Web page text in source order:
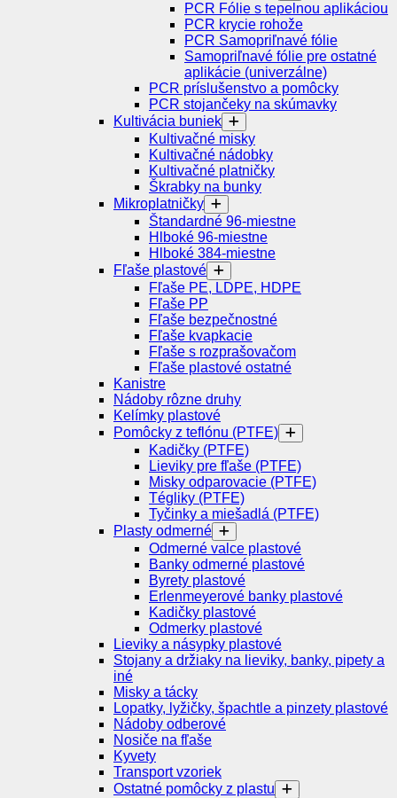
PCR Fólie s tepelnou aplikáciou
PCR krycie rohože
PCR Samopriľnavé fólie
Samopriľnavé fólie pre ostatné
aplikácie (univerzálne)
PCR príslušenstvo a pomôcky
PCR stojančeky na skúmavky
Kultivácia buniek
Kultivačné misky
Kultivačné nádobky
Kultivačné platničky
Škrabky na bunky
Mikroplatničky
Štandardné 96-miestne
Hlboké 96-miestne
Hlboké 384-miestne
Fľaše plastové
Fľaše PE, LDPE, HDPE
Fľaše PP
Fľaše bezpečnostné
Fľaše kvapkacie
Fľaše s rozprašovačom
Fľaše plastové ostatné
Kanistre
Nádoby rôzne druhy
Kelímky plastové
Pomôcky z teflónu (PTFE)
Kadičky (PTFE)
Lieviky pre fľaše (PTFE)
Misky odparovacie (PTFE)
Tégliky (PTFE)
Tyčinky a miešadlá (PTFE)
Plasty odmerné
Odmerné valce plastové
Banky odmerné plastové
Byrety plastové
Erlenmeyerové banky plastové
Kadičky plastové
Odmerky plastové
Lieviky a násypky plastové
Stojany a držiaky na lieviky, banky, pipety a
iné
Misky a tácky
Lopatky, lyžičky, špachtle a pinzety plastové
Nádoby odberové
Nosiče na fľaše
Kyvety
Transport vzoriek
Ostatné pomôcky z plastu